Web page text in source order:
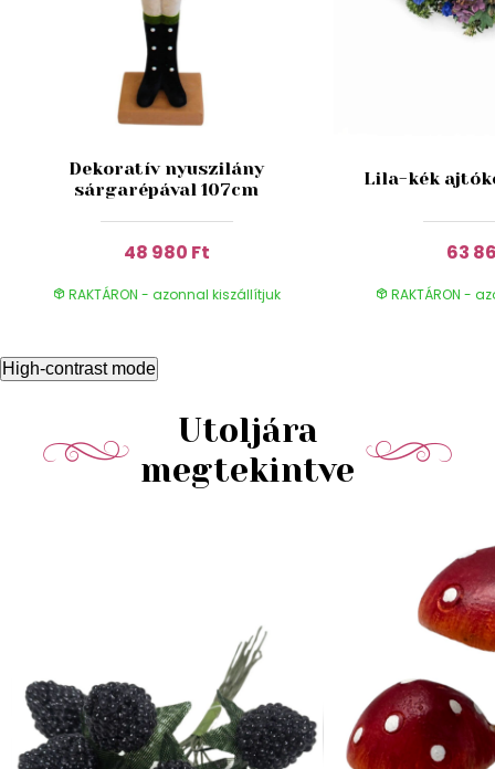
Dekoratív nyuszilány
sárgarépával 107cm
48 980 Ft
RAKTÁRON - azonnal kiszállítjuk
Lila-kék
63
RAKTÁRON -
High-contrast mode
Utoljára
megtekintve